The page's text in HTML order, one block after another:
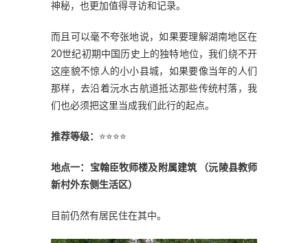
神秘，也更加值得寻访和记录。
而且可以毫不夸张地说，如果要理解湖南地区在
20世纪初期中国历史上的独特地位，我们绕不开
这座貌不惊人的小小县城，如果要像当年的人们
那样，去沿着沅水古航道抵达那些传统村落，我
们也必须把这里当成我们此行的起点。
推荐等级： ⭐⭐⭐⭐
地点一：宝翰臣牧师楼及附属建筑 （沅陵县教师
新村外东侧生活区）
目前仍然有居民住在其中。